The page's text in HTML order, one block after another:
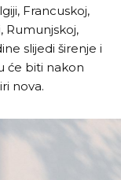
Francuskoj,
Rumunjskoj,
slijedi širenje i
će biti nakon
nova.